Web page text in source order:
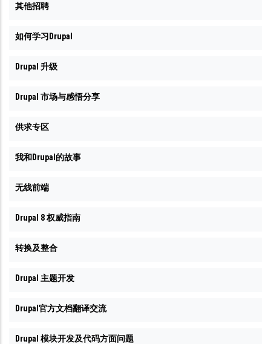
其他招聘
如何学习Drupal
Drupal 升级
Drupal 市场与感悟分享
供求专区
我和Drupal的故事
无线前端
Drupal 8 权威指南
转换及整合
Drupal 主题开发
Drupal官方文档翻译交流
Drupal 模块开发及代码方面问题